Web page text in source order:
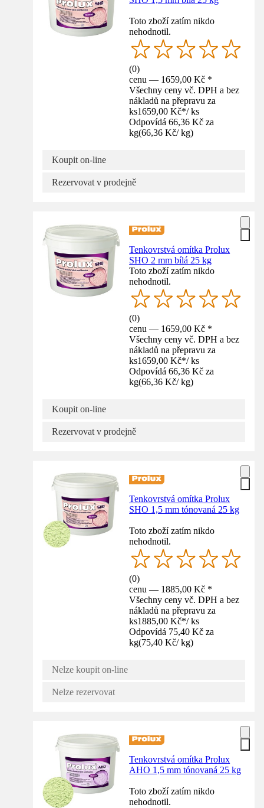
Toto zboží zatím nikdo
nehodnotil.
(0)
cenu — 1659,00 Kč *
Všechny ceny vč. DPH a bez
nákladů na přepravu za
ks1659,00 Kč*/ ks
Odpovídá 66,36 Kč za
kg(66,36 Kč/ kg)
Koupit on-line
Rezervovat v prodejně
Tenkovrstvá omítka Prolux
SHO 2 mm bílá 25 kg
Toto zboží zatím nikdo
nehodnotil.
(0)
cenu — 1659,00 Kč *
Všechny ceny vč. DPH a bez
nákladů na přepravu za
ks1659,00 Kč*/ ks
Odpovídá 66,36 Kč za
kg(66,36 Kč/ kg)
Koupit on-line
Rezervovat v prodejně
Tenkovrstvá omítka Prolux
SHO 1,5 mm tónovaná 25 kg
Toto zboží zatím nikdo
nehodnotil.
(0)
cenu — 1885,00 Kč *
Všechny ceny vč. DPH a bez
nákladů na přepravu za
ks1885,00 Kč*/ ks
Odpovídá 75,40 Kč za
kg(75,40 Kč/ kg)
Nelze koupit on-line
Nelze rezervovat
Tenkovrstvá omítka Prolux
AHO 1,5 mm tónovaná 25 kg
Toto zboží zatím nikdo
nehodnotil.